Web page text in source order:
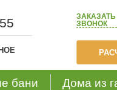
ЗАКАЗАТЬ
ЗВОНОК
бани Дома из